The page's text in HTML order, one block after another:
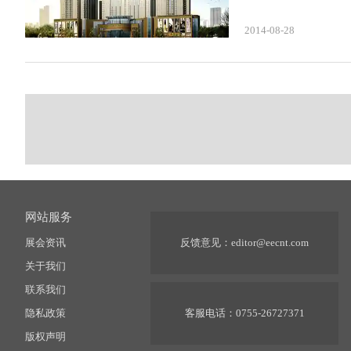
2014-08-28
网站服务
展会资讯
关于我们
联系我们
隐私政策
版权声明
反馈意见： editor@eecnt.com
客服电话：0755-26727371